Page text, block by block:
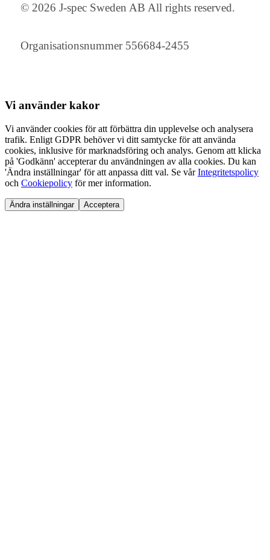
© 2026 J-spec Sweden AB All rights reserved.
Organisationsnummer 556684-2455
Vi använder kakor
Vi använder cookies för att förbättra din upplevelse och analysera
trafik. Enligt GDPR behöver vi ditt samtycke för att använda
cookies, inklusive för marknadsföring och analys. Genom att klicka
på 'Godkänn' accepterar du användningen av alla cookies. Du kan
'Ändra inställningar' för att anpassa ditt val. Se vårIntegritetspolicy
och Cookiepolicy för mer information.
Ändra inställningar Acceptera